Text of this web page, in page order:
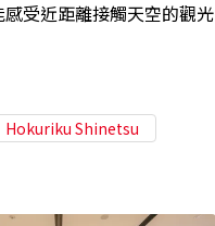
受近距離接觸天空的觀光
Hokuriku Shinetsu